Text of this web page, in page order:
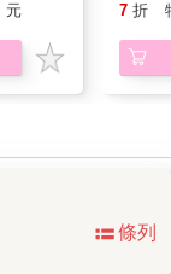
元 7 折
條列